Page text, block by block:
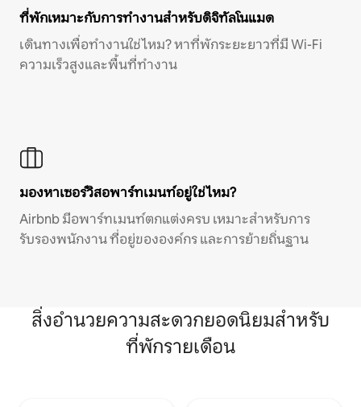
ที่พักเหมาะกับการทำงานสำหรับดิจิทัลโนแมด
เดินทางเพื่อทำงานใช่ไหม? หาที่พักระยะยาวที่มี Wi-Fi
ความเร็วสูงและพื้นที่ทำงาน
มองหาเซอร์วิสอพาร์ทเมนท์อยู่ใช่ไหม?
Airbnb มีอพาร์ทเมนท์ตกแต่งครบ เหมาะสำหรับการ
รับรองพนักงาน ที่อยู่ขององค์กร และการย้ายถิ่นฐาน
สิ่งอำนวยความสะดวกยอดนิยมสำหรับ
ที่พักรายเดือน